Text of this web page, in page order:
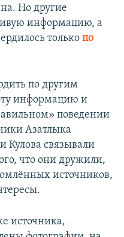
Но другие
информацию, а
только по
по другим
информацию и
поведении
Азатлыка
Кулова связывали
что они дружили,
источников,
источника,